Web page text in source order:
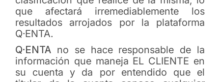
que afectará irremediablemente los
resultados arrojados por la plataforma
Q·ENTA.
Q·ENTA no se hace responsable de la
información que maneja EL CLIENTE en
su cuenta y da por entendido que el